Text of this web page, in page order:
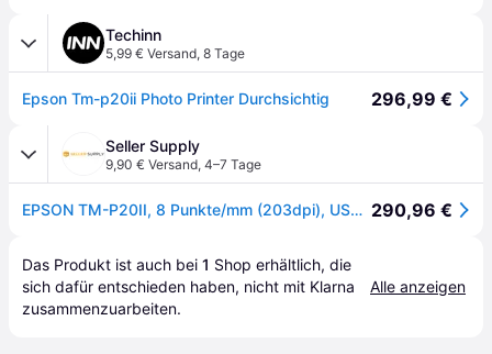
Techinn
5,99 € Versand, 8 Tage
Epson Tm-p20ii Photo Printer Durchsichtig 296,99 €
Seller Supply
9,90 € Versand, 4–7 Tage
EPSON TM-P20II, 8 Punkte/mm (203dpi), USB-C, BT 290,96 €
Das Produkt ist auch bei 1 Shop erhältlich, die
sich dafür entschieden haben, nicht mit Klarna
zusammenzuarbeiten.
Alle anzeigen